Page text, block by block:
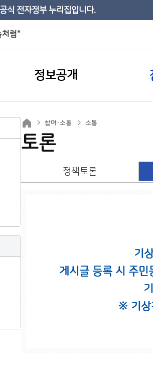
식 전자정부 누리집입니다.
처럼"
정보공개
참여·소통 소통
토론
정책토론
기
게시글 등록 시 주민
※ 기상